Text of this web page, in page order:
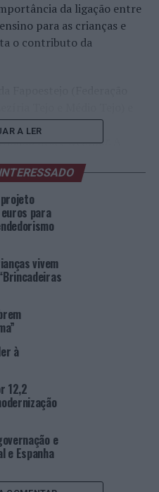
da ligação entre
para as crianças e
o contributo da
Nacional de
destewebinar
d/e/
de
Portugal. Todos os
dedica um
e a tecnologia como
estão disponíveis na
Portugal.
inovadora de
infraestrutura digital
de ensino trabalhem
de forma
em sala de aula, quanto
jardins de infância em 14
A LER
para
vivem
à
12,2
e
e Espanha